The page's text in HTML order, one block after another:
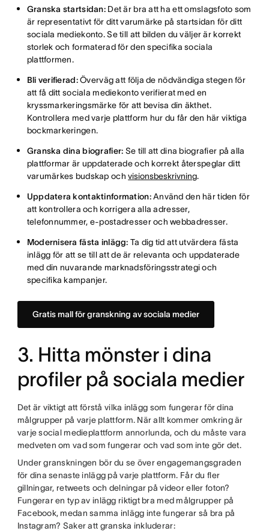
Granska startsidan: Det är bra att ha ett omslagsfoto som
är representativt för ditt varumärke på startsidan för ditt
sociala mediekonto. Se till att bilden du väljer är korrekt
storlek och formaterad för den specifika sociala
plattformen.
Bli verifierad:Överväg att följa de nödvändiga stegen för
att få ditt sociala mediekonto verifierat med en
kryssmarkeringsmärke för att bevisa din äkthet.
Kontrollera med varje plattform hur du får den här viktiga
bockmarkeringen.
Granska dina biografier: Se till att dina biografier på alla
plattformar är uppdaterade och korrekt återspeglar ditt
varumärkes budskap ochvisionsbeskrivning.
Uppdatera kontaktinformation:Använd den här tiden för
att kontrollera och korrigera alla adresser,
telefonnummer, e-postadresser och webbadresser.
Modernisera fästa inlägg: Ta dig tid att utvärdera fästa
inlägg för att se till att de är relevanta och uppdaterade
med din nuvarande marknadsföringsstrategi och
specifika kampanjer.
Gratis mall för granskning av sociala medier
3. Hitta mönster i dina
profiler på sociala medier
Det är viktigt att förstå vilka inlägg som fungerar för dina
målgrupper på varje plattform. När allt kommer omkring är
varje social medieplattform annorlunda, och du måste vara
medveten om vad som fungerar och vad som inte gör det.
Under granskningen bör du se över engagemangsgraden
för dina senaste inlägg på varje plattform. Får du fler
gillningar, retweets och delningar på videor eller foton?
Fungerar en typ av inlägg riktigt bra med målgrupper på
Facebook, medan samma inlägg inte fungerar så bra på
Instagram? Saker att granska inkluderar: